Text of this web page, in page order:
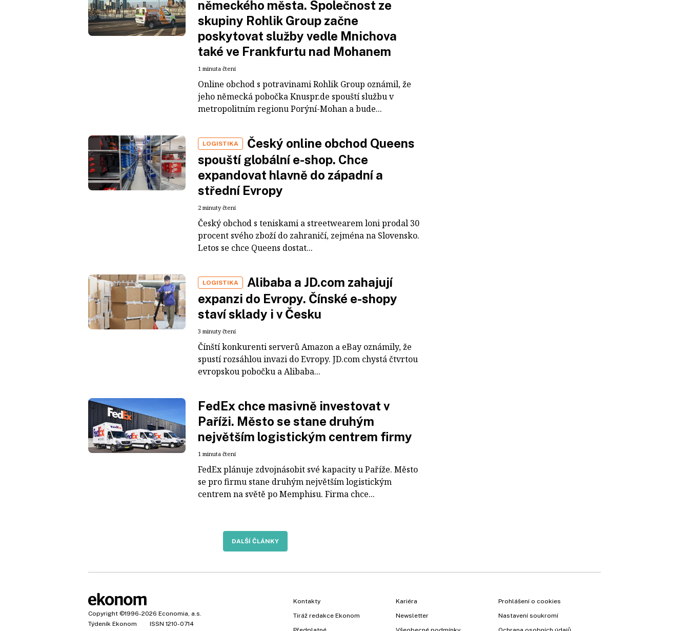
německého města. Společnost ze
skupiny Rohlik Group začne
poskytovat služby vedle Mnichova
také ve Frankfurtu nad Mohanem
1 minuta čtení
Online obchod s potravinami Rohlik Group oznámil, že
jeho německá pobočka Knuspr.de spouští službu v
metropolitním regionu Porýní-Mohan a bude...
LOGISTIKA
Český online obchod Queens
spouští globální e-shop. Chce
expandovat hlavně do západní a
střední Evropy
2 minuty čtení
Český obchod s teniskami a streetwearem loni prodal 30
procent svého zboží do zahraničí, zejména na Slovensko.
Letos se chce Queens dostat...
LOGISTIKA
Alibaba a JD.com zahajují
expanzi do Evropy. Čínské e-shopy
staví sklady i v Česku
3 minuty čtení
Čínští konkurenti serverů Amazon a eBay oznámily, že
spustí rozsáhlou invazi do Evropy. JD.com chystá čtvrtou
evropskou pobočku a Alibaba...
FedEx chce masivně investovat v
Paříži. Město se stane druhým
největším logistickým centrem firmy
1 minuta čtení
FedEx plánuje zdvojnásobit své kapacity u Paříže. Město
se pro firmu stane druhým největším logistickým
centrem na světě po Memphisu. Firma chce...
DALŠÍ ČLÁNKY
Copyright ©1996-2026 Economia, a.s.
Týdeník Ekonom
ISSN 1210-0714
Kontakty
Tiráž redakce Ekonom
Kariéra
Newsletter
Prohlášení o cookies
Nastavení soukromí